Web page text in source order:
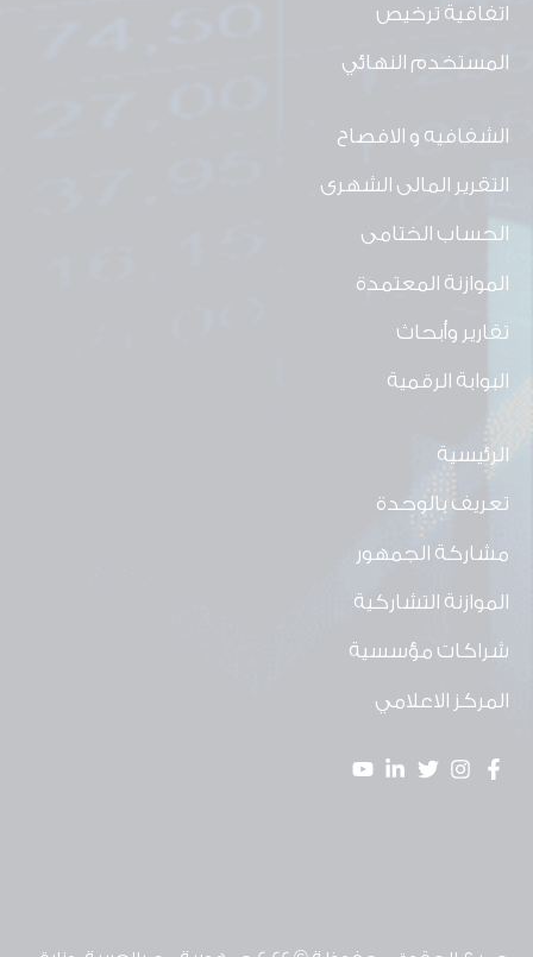
اتفاقية ترخيص
المستخدم النهائي
الشفافيه و الافصاح
التقرير المالى الشهرى
الحساب الختامى
الموازنة المعتمدة
تقارير وأبحاث
البوابة الرقمية
الرئيسية
تعريف بالوحدة
مشاركة الجمهور
الموازنة التشاركية
شراكات مؤسسية
المركز الاعلامي